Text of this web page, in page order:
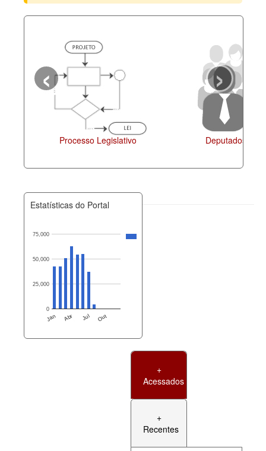
Perguntas frequentes
Processo Legislativo Deputados
‹ ›
Estatísticas do Portal
Jan Abr Jul Out
0
25,000
50,000
75,000
+
Acessados
+
Recentes